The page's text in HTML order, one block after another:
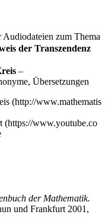
zum Thema
der Transzendenz
–
Übersetzungen
der Mathematik.
und Frankfurt 2001,